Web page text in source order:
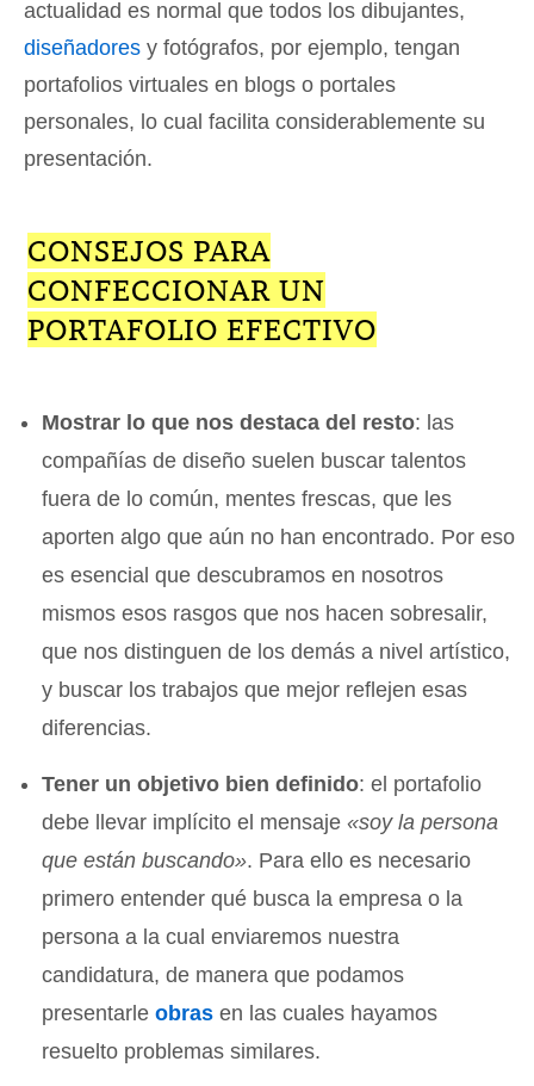
actualidad es normal que todos los dibujantes,
diseñadores y fotógrafos, por ejemplo, tengan
portafolios virtuales en blogs o portales
personales, lo cual facilita considerablemente su
presentación.
CONSEJOS PARA
CONFECCIONAR UN
PORTAFOLIO EFECTIVO
Mostrar lo que nos destaca del resto: las
compañías de diseño suelen buscar talentos
fuera de lo común, mentes frescas, que les
aporten algo que aún no han encontrado. Por eso
es esencial que descubramos en nosotros
mismos esos rasgos que nos hacen sobresalir,
que nos distinguen de los demás a nivel artístico,
y buscar los trabajos que mejor reflejen esas
diferencias.
Tener un objetivo bien definido: el portafolio
debe llevar implícito el mensaje«soy la persona
que están buscando». Para ello es necesario
primero entender qué busca la empresa o la
persona a la cual enviaremos nuestra
candidatura, de manera que podamos
presentarleobras en las cuales hayamos
resuelto problemas similares.